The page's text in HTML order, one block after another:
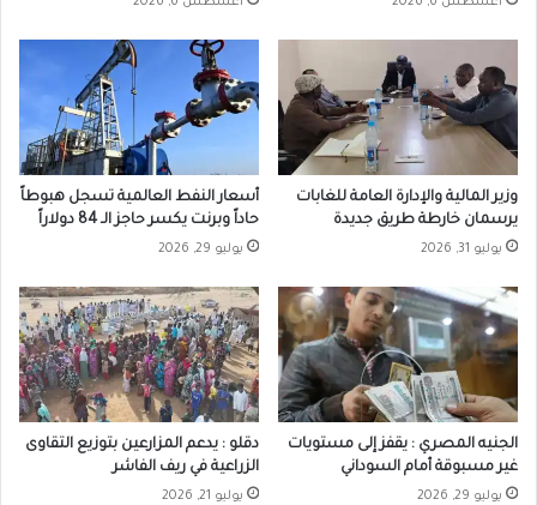
وزير المالية والإدارة العامة للغابات
يرسمان خارطة طريق جديدة
يوليو 31, 2026
أسعار النفط العالمية تسجل هبوطاً
حاداً وبرنت يكسر حاجز الـ 84 دولاراً
يوليو 29, 2026
الجنيه المصري : يقفز إلى مستويات
غير مسبوقة أمام السوداني
يوليو 29, 2026
دقلو : يدعم المزارعين بتوزيع التقاوى
الزراعية في ريف الفاشر
يوليو 21, 2026